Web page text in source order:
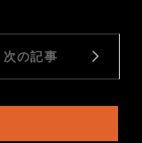
次の記事